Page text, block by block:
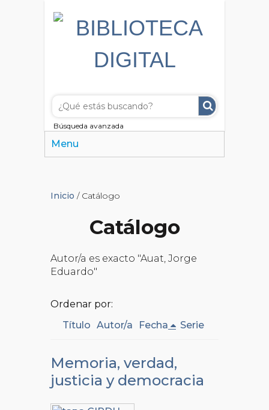
Búsqueda avanzada
Menu
Inicio / Catálogo
Catálogo
Autor/a es exacto "Auat, Jorge
Eduardo"
Ordenar por:
Título Autor/a Fecha Serie
Memoria, verdad,
justicia y democracia